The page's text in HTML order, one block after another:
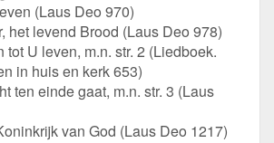
(Laus Deo 970)
het levend Brood (Laus Deo 978)
tot U leven, m.n. str. 2 (Liedboek.
in huis en kerk 653)
ten einde gaat, m.n. str. 3 (Laus
van God (Laus Deo 1217)